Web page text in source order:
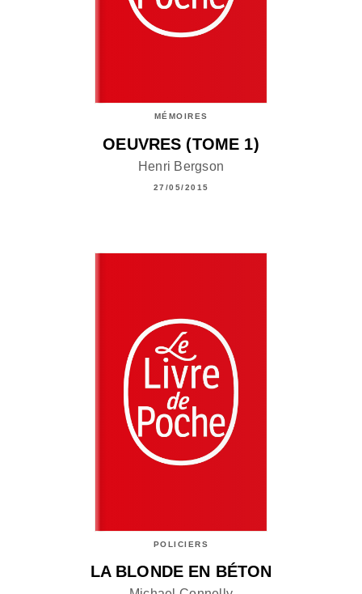
MÉMOIRES
OEUVRES (TOME 1)
Henri Bergson
27/05/2015
POLICIERS
LA BLONDE EN BÉTON